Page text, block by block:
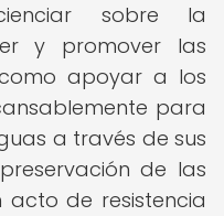
sobre la
y promover las
apoyar a los
para
a través de sus
de las
acto de resistencia